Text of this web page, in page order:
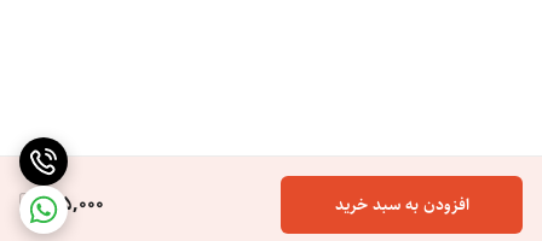
165,000 افزودن به سبد خرید